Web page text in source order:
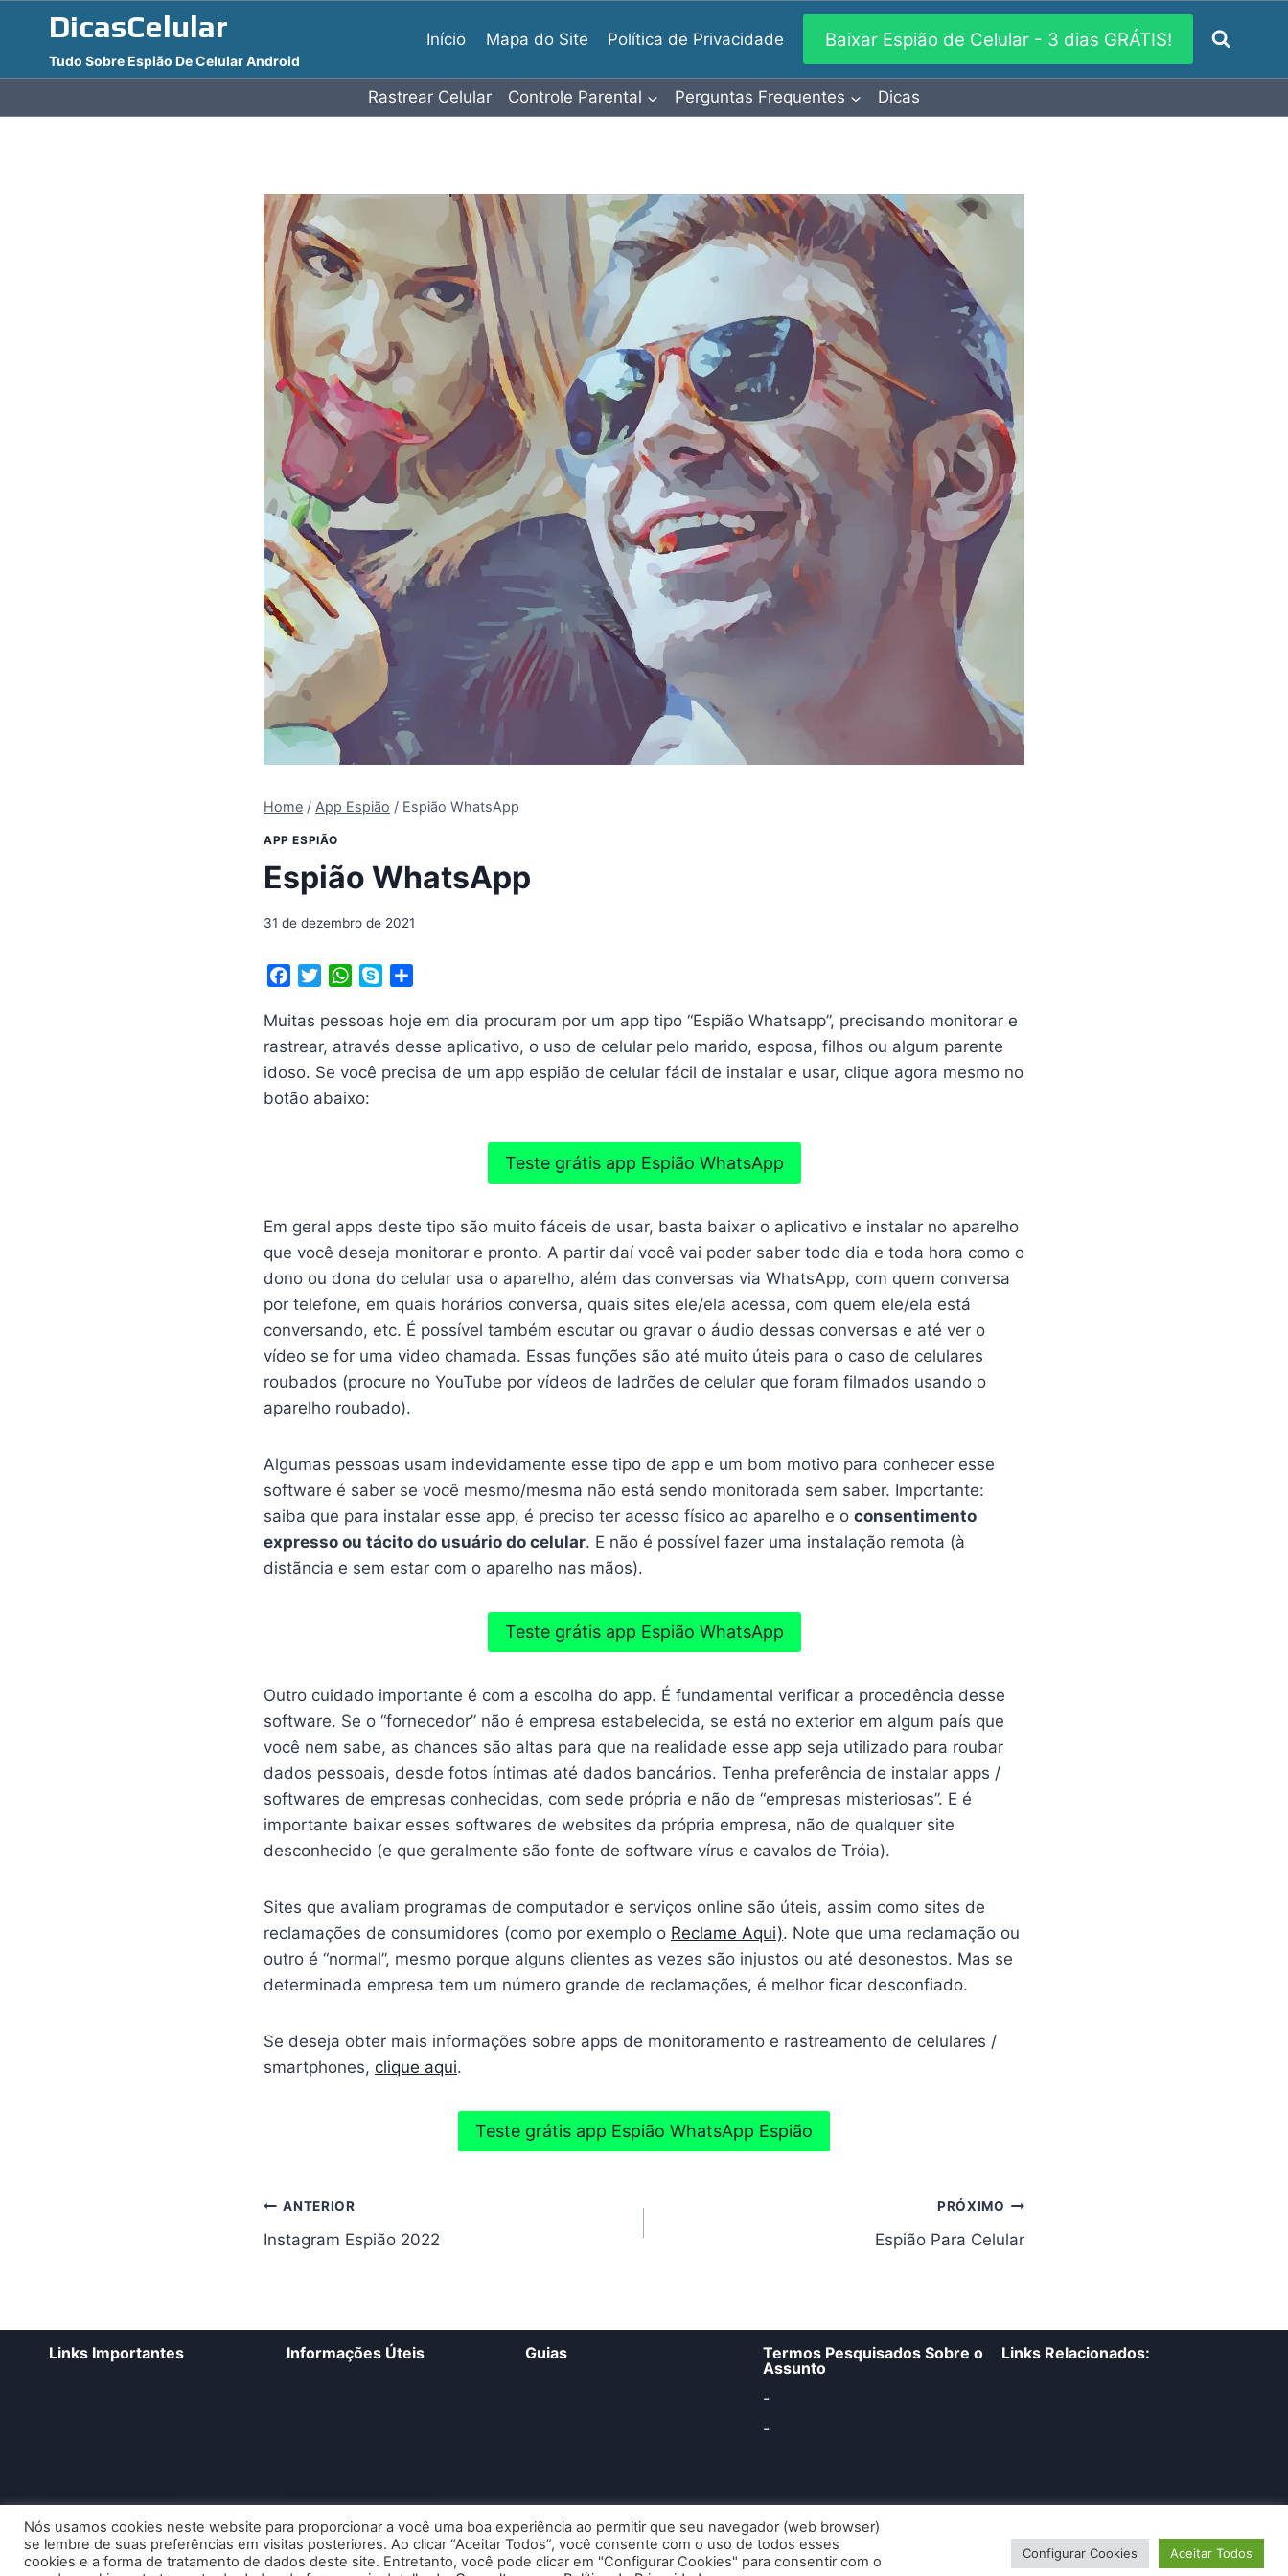
DicasCelular
Tudo Sobre Espião De Celular Android
Início Mapa do Site Política de Privacidade Baixar Espião de Celular - 3 dias GRÁTIS!
Rastrear Celular Controle Parental Perguntas Frequentes Dicas
Home / App Espião / Espião WhatsApp
APP ESPIÃO
Espião WhatsApp
31 de dezembro de 2021
c
e
b
o
i
t
t
e
W
a
t
s
A
y
p
e
a
r
e
Muitas pessoas hoje em dia procuram por um app tipo “Espião Whatsapp”, precisando monitorar e
rastrear, através desse aplicativo, o uso de celular pelo marido, esposa, filhos ou algum parente
idoso. Se você precisa de um app espião de celular fácil de instalar e usar, clique agora mesmo no
botão abaixo:
Teste grátis app Espião WhatsApp
Em geral apps deste tipo são muito fáceis de usar, basta baixar o aplicativo e instalar no aparelho
que você deseja monitorar e pronto. A partir daí você vai poder saber todo dia e toda hora como o
dono ou dona do celular usa o aparelho, além das conversas via WhatsApp, com quem conversa
por telefone, em quais horários conversa, quais sites ele/ela acessa, com quem ele/ela está
conversando, etc. É possível também escutar ou gravar o áudio dessas conversas e até ver o
vídeo se for uma video chamada. Essas funções são até muito úteis para o caso de celulares
roubados (procure no YouTube por vídeos de ladrões de celular que foram filmados usando o
aparelho roubado).
Algumas pessoas usam indevidamente esse tipo de app e um bom motivo para conhecer esse
software é saber se você mesmo/mesma não está sendo monitorada sem saber. Importante:
saiba que para instalar esse app, é preciso ter acesso físico ao aparelho e o consentimento
expresso ou tácito do usuário do celular. E não é possível fazer uma instalação remota (à
distãncia e sem estar com o aparelho nas mãos).
Teste grátis app Espião WhatsApp
Outro cuidado importante é com a escolha do app. É fundamental verificar a procedência desse
software. Se o “fornecedor” não é empresa estabelecida, se está no exterior em algum país que
você nem sabe, as chances são altas para que na realidade esse app seja utilizado para roubar
dados pessoais, desde fotos íntimas até dados bancários. Tenha preferência de instalar apps /
softwares de empresas conhecidas, com sede própria e não de “empresas misteriosas”. E é
importante baixar esses softwares de websites da própria empresa, não de qualquer site
desconhecido (e que geralmente são fonte de software vírus e cavalos de Tróia).
Sites que avaliam programas de computador e serviços online são úteis, assim como sites de
reclamações de consumidores (como por exemplo o Reclame Aqui). Note que uma reclamação ou
outro é “normal”, mesmo porque alguns clientes as vezes são injustos ou até desonestos. Mas se
determinada empresa tem um número grande de reclamações, é melhor ficar desconfiado.
Se deseja obter mais informações sobre apps de monitoramento e rastreamento de celulares /
smartphones, clique aqui.
Teste grátis app Espião WhatsApp Espião
Navegação
de
ANTERIOR
Instagram Espião 2022
PRÓXIMO
Espião Para Celular
Links Importantes
info.dicascelular.com
Informações Úteis
Por que as pessoas querem usar
um aplicativo espião de celular?
Guias
Termos Pesquisados Sobre o
Assunto
-
-
Links Relacionados:
Nós usamos cookies neste website para proporcionar a você uma boa experiência ao permitir que seu navegador (web browser)
se lembre de suas preferências em visitas posteriores. Ao clicar “Aceitar Todos”, você consente com o uso de todos esses
cookies e a forma de tratamento de dados deste site. Entretanto, você pode clicar em "Configurar Cookies" para consentir com o
Configurar Cookies Aceitar Todos